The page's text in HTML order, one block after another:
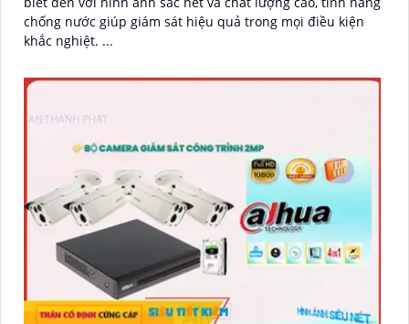
chống nước giúp giám sát hiệu quả trong mọi điều kiện
khắc nghiệt. ...